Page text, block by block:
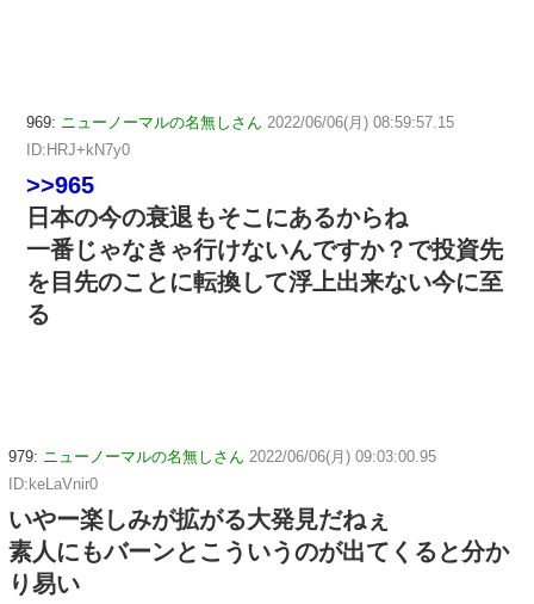
969: ニューノーマルの名無しさん 2022/06/06(月) 08:59:57.15
ID:HRJ+kN7y0
>>965
日本の今の衰退もそこにあるからね
一番じゃなきゃ行けないんですか？で投資先
を目先のことに転換して浮上出来ない今に至
る
979: ニューノーマルの名無しさん 2022/06/06(月) 09:03:00.95
ID:keLaVnir0
いやー楽しみが拡がる大発見だねぇ
素人にもバーンとこういうのが出てくると分か
り易い